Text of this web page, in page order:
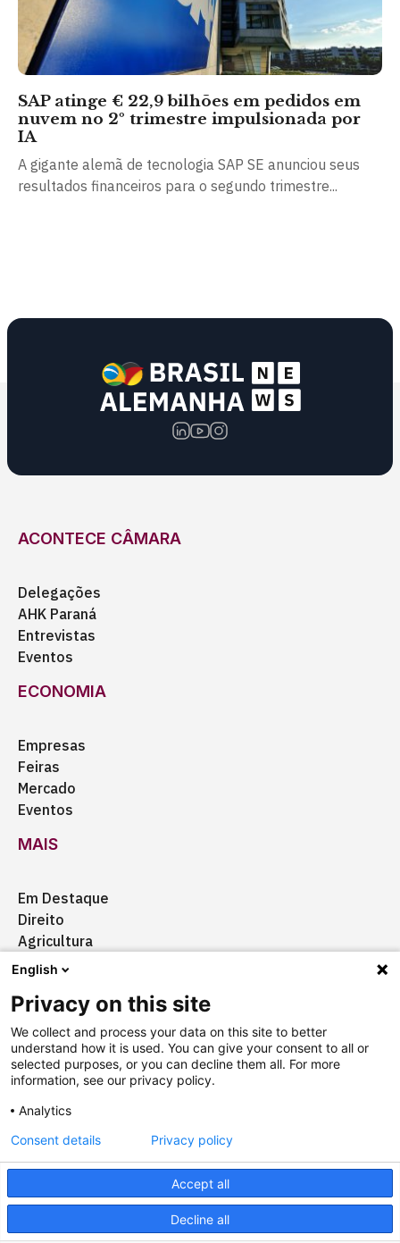
SAP atinge € 22,9 bilhões em pedidos em
nuvem no 2º trimestre impulsionada por
IA
A gigante alemã de tecnologia SAP SE anunciou seus
resultados financeiros para o segundo trimestre...
ACONTECE CÂMARA
Delegações
AHK Paraná
Entrevistas
Eventos
ECONOMIA
Empresas
Feiras
Mercado
Eventos
MAIS
Em Destaque
Direito
Agricultura
Certificação
Aquisições
Copyright © 2025 Câmara Brasil-Alemanha
Termos
Designed byagência ili
Powered byfalcotec
English
Privacy on this site
We collect and process your data on this site to better
understand how it is used. You can give your consent to all or
selected purposes, or you can decline them all. For more
information, see our privacy policy.
Analytics
Accept all
Decline all
Consent details Privacy policy